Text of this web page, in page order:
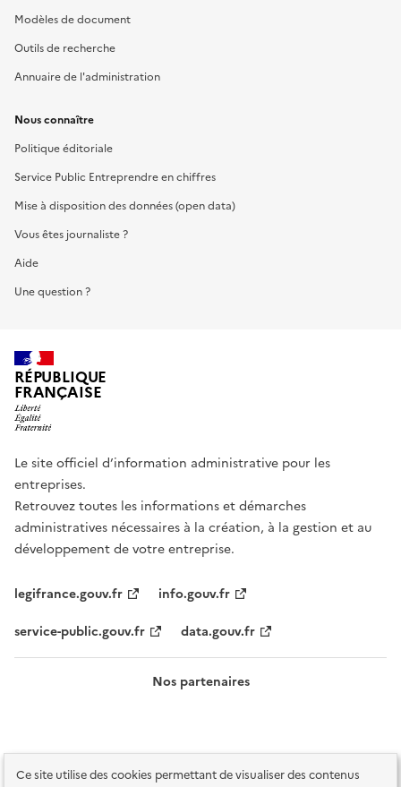
Ce site utilise des cookies permettant de visualiser des contenus
Modèles de document
Outils de recherche
Annuaire de l'administration
Nous connaître
Politique éditoriale
Service Public Entreprendre en chiffres
Mise à disposition des données (open data)
Vous êtes journaliste ?
Aide
Une question ?
RÉPUBLIQUE
FRANÇAISE
Le site officiel d’information administrative pour les
entreprises.
Retrouvez toutes les informations et démarches
administratives nécessaires à la création, à la gestion et au
développement de votre entreprise.
legifrance.gouv.fr
info.gouv.fr
service-public.gouv.fr
data.gouv.fr
Nos partenaires